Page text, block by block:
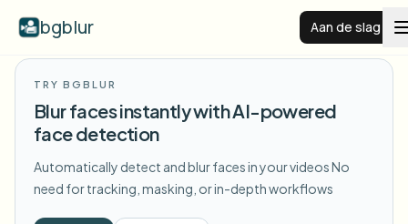
bgblur Aan de slag
Voorbeelden
TRY BGBLUR
Blur faces instantly with AI-powered
face detection
Automatically detect and blur faces in your videosNo
need for tracking, masking, or in-depth workflows